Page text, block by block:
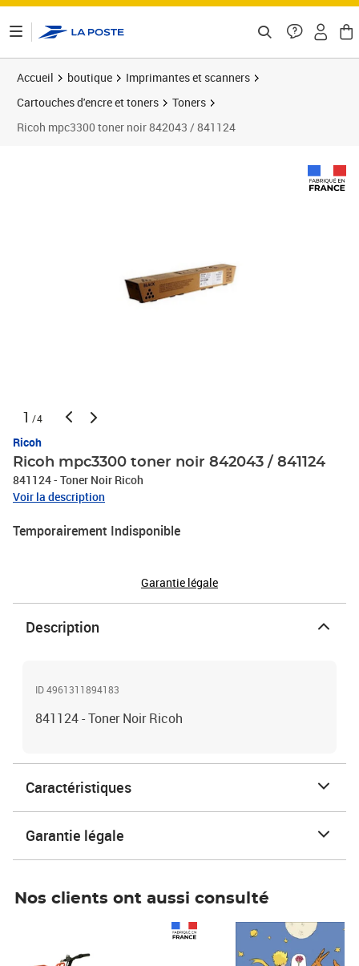
Accueil boutique
Imprimantes et scanners
Cartouches d'encre et toners
Toners
Ricoh mpc3300 toner noir 842043 / 841124
1 /4
Ricoh
Ricoh mpc3300 toner noir 842043 / 841124
841124 - Toner Noir Ricoh
Voir la description
Temporairement Indisponible
Garantie légale
Description
ID 4961311894183
841124 - Toner Noir Ricoh
Caractéristiques
Garantie légale
Nos clients ont aussi consulté
Prix 7,50€